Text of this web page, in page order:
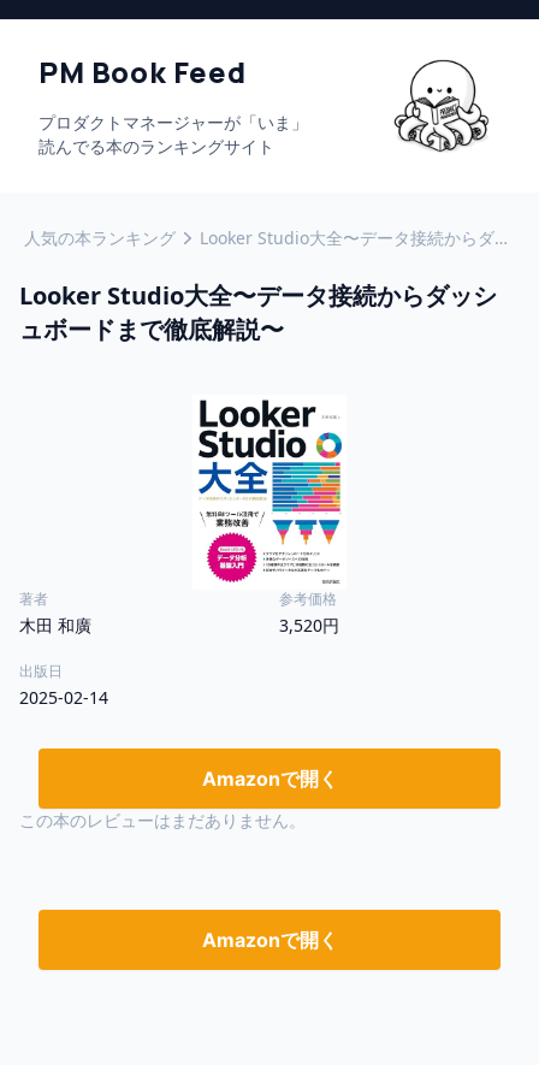
PM Book Feed
プロダクトマネージャーが「いま」
読んでる本のランキングサイト
人気の本ランキング Looker Studio大全〜データ接続からダッシュボードまで徹底解説〜
Looker Studio大全〜データ接続からダッシ
ュボードまで徹底解説〜
著者
木田 和廣
参考価格
3,520円
出版日
2025-02-14
Amazonで開く
この本のレビューはまだありません。
Amazonで開く